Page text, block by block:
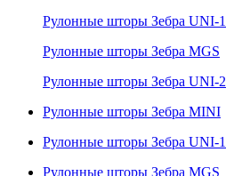
Рулонные шторы Зебра UNI-1
Рулонные шторы Зебра MGS
Рулонные шторы Зебра UNI-2
Рулонные шторы Зебра MINI
Рулонные шторы Зебра UNI-1
Рулонные шторы Зебра MGS